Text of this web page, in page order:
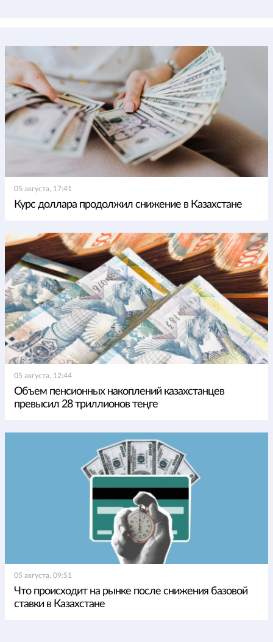
05 августа, 17:41
Курс доллара продолжил снижение в Казахстане
05 августа, 12:44
Объем пенсионных накоплений казахстанцев
превысил 28 триллионов теңге
05 августа, 09:51
Что происходит на рынке после снижения базовой
ставки в Казахстане